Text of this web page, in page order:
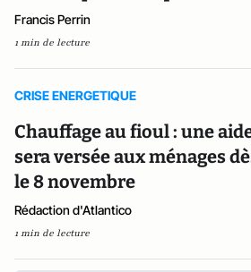
Francis Perrin
1 min de lecture
CRISE ENERGETIQUE
Chauffage au fioul : une
sera versée aux ménages
le 8 novembre
Rédaction d'Atlantico
1 min de lecture